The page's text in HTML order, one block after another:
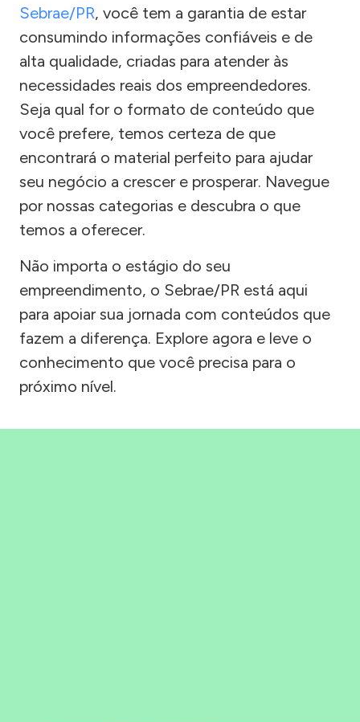
Sebrae/PR, você tem a garantia de estar
consumindo informações confiáveis e de
alta qualidade, criadas para atender às
necessidades reais dos empreendedores.
Seja qual for o formato de conteúdo que
você prefere, temos certeza de que
encontrará o material perfeito para ajudar
seu negócio a crescer e prosperar. Navegue
por nossas categorias e descubra o que
temos a oferecer.
Não importa o estágio do seu
empreendimento, o Sebrae/PR está aqui
para apoiar sua jornada com conteúdos que
fazem a diferença. Explore agora e leve o
conhecimento que você precisa para o
próximo nível.